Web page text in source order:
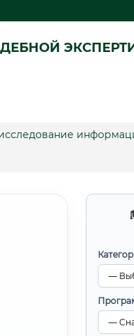
исследование